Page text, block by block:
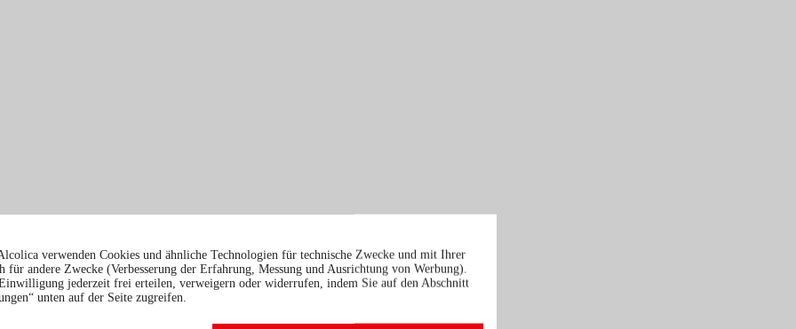
verwenden Cookies und ähnliche Technologien für technische Zwecke und mit Ihrer
für andere Zwecke (Verbesserung der Erfahrung, Messung und Ausrichtung von Werbung).
jederzeit frei erteilen, verweigern oder widerrufen, indem Sie auf den Abschnitt
unten auf der Seite zugreifen.